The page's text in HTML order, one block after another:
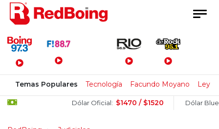
Menú Principal
Temas Populares Tecnología Facundo Moyano Ley
Dólar Oficial: $1470 / $1520 Dólar Blue: